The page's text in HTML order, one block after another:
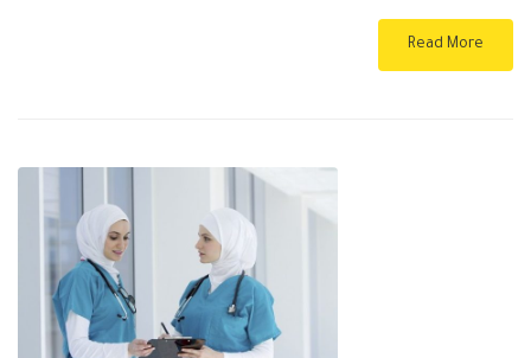
Read More